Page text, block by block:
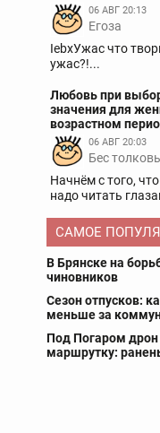
06 АВГ 20:13
Егоза
IebxУжас что
ужас?!...
Любовь при
значения для
возрастном
06 АВГ 20:03
Бес
Начнём с того,
надо читать
САМОЕ
В Брянске на
чиновников
Сезон отпусков:
меньше за
Под Погаром
маршрутку: